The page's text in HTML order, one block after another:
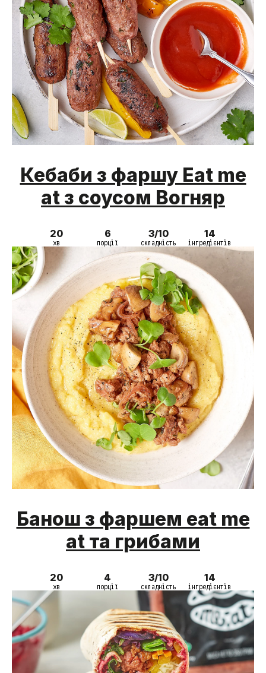
Кебаби з фаршу Eat me
at з соусом Вогняр
20
хв
6
порції
3/10
складність
14
інгредієнтів
Банош з фаршем eat me
at та грибами
20
хв
4
порції
3/10
складність
14
інгредієнтів